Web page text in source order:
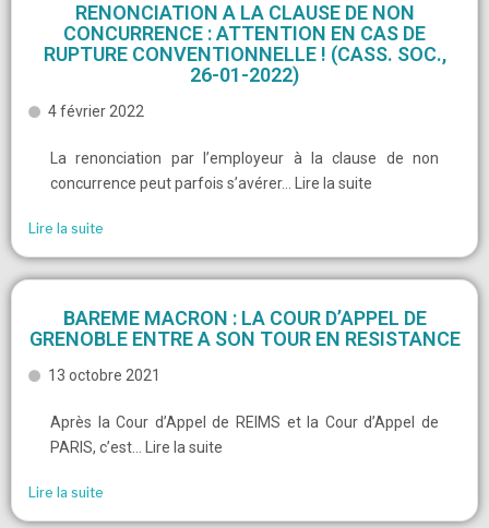
RENONCIATION A LA CLAUSE DE NON
CONCURRENCE : ATTENTION EN CAS DE
RUPTURE CONVENTIONNELLE ! (CASS. SOC.,
26-01-2022)
4 février 2022
La renonciation par l’employeur à la clause de non
concurrence peut parfois s’avérer… Lire la suite
Lire la suite
BAREME MACRON : LA COUR D’APPEL DE
GRENOBLE ENTRE A SON TOUR EN RESISTANCE
13 octobre 2021
Après la Cour d’Appel de REIMS et la Cour d’Appel de
PARIS, c’est… Lire la suite
Lire la suite